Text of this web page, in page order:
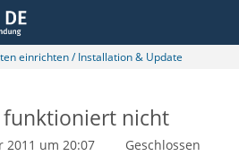
einrichten / Installation & Update
nicht
2011 um 20:07
Geschlossen